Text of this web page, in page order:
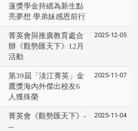
蓮獎學金持續為新生點
亮夢想 學弟妹感恩前行
菁英會與推廣教育處合
辦《觀勢匯天下》12月
活動
2025-12-05
第39屆「淡江菁英」金
鷹獎海內外傑出校友6
人獲殊榮
2025-11-07
菁英會《觀勢匯天下》-
--
2025-11-04